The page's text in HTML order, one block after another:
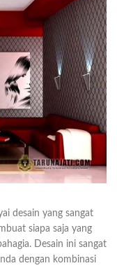
desain yang sangat
siapa saja yang
Desain ini sangat
dengan kombinasi